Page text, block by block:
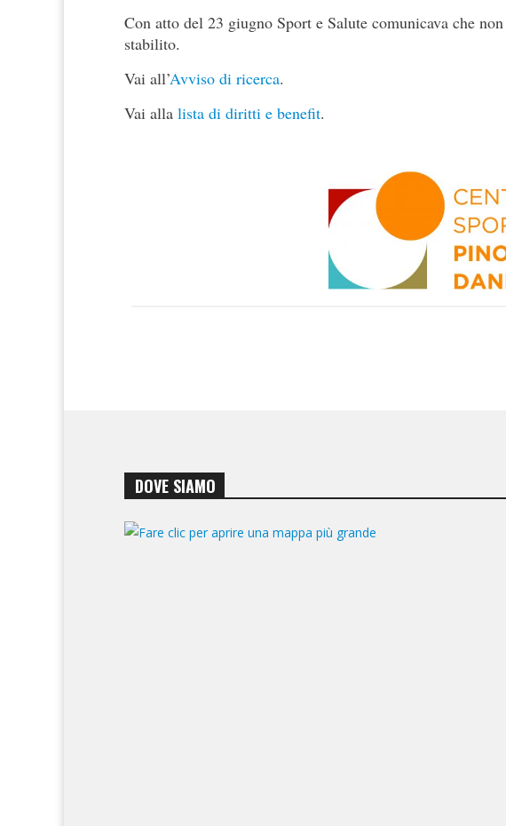
Con atto del 23 giugno Sport e Salute comunicava che
stabilito.
Vai all’Avviso di ricerca.
Vai alla lista di diritti e benefit.
DOVE SIAMO